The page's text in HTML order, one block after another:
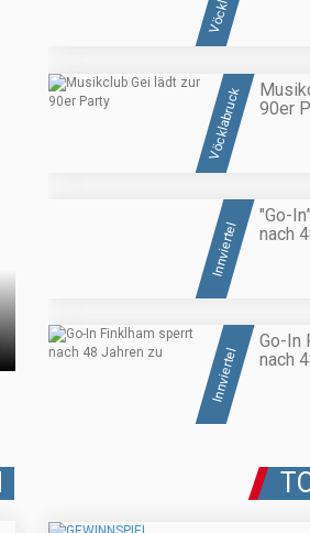
Vöcklabruck
90er
Innviertel
"Go-
nach
Innviertel
Go-In
nach